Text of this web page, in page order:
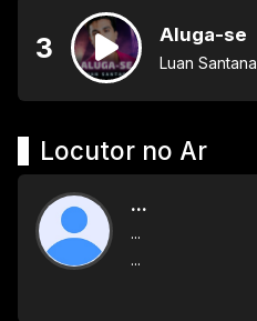
3 Aluga-se
Luan Santana
Locutor no Ar
...
...
...